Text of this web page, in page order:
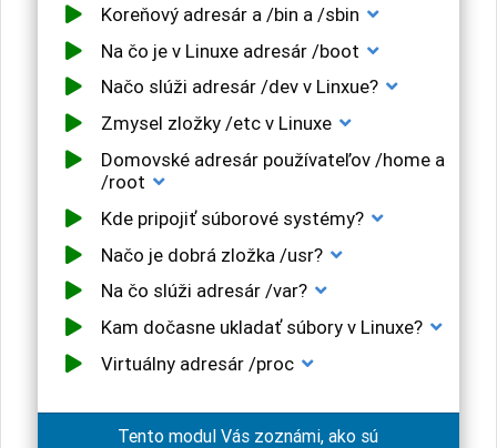
Koreňový adresár a /bin a /sbin
Na čo je v Linuxe adresár /boot
Načo slúži adresár /dev v Linxue?
Zmysel zložky /etc v Linuxe
Domovské adresár používateľov /home a
/root
Kde pripojiť súborové systémy?
Načo je dobrá zložka /usr?
Na čo slúži adresár /var?
Kam dočasne ukladať súbory v Linuxe?
Virtuálny adresár /proc
Tento modul Vás zoznámi, ako sú